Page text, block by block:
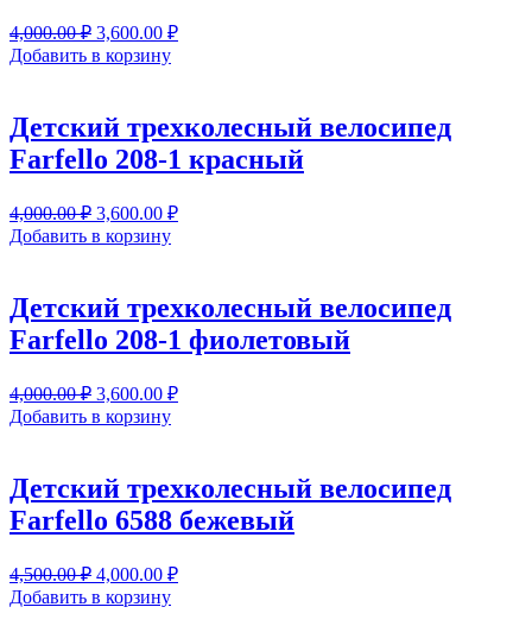
4,000.00₽ Первоначальная
цена
составляла
3,600.00 ₽Текущая
Добавить в корзину
Детский трехколесный велосипед
Farfello 208-1 красный
4,000.00₽ Первоначальная
цена
составляла
3,600.00 ₽Текущая
Добавить в корзину
Детский трехколесный велосипед
Farfello 208-1 фиолетовый
4,000.00₽ Первоначальная
цена
составляла
3,600.00 ₽Текущая
Добавить в корзину
Детский трехколесный велосипед
Farfello 6588 бежевый
4,500.00₽ Первоначальная
цена
составляла
4,000.00 ₽Текущая
Добавить в корзину